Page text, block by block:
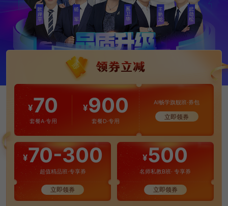
¥70
套餐A·专用
¥900
套餐D·专用
AI畅学旗舰班·券包
立即领券
¥70-300
超值精品班·专享券
立即领券
¥500
名师私教B班· 专享券
立即领券